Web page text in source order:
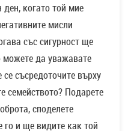
ден, когато той мие
мисли
със сигурност ще
можете да уважавате
съсредоточите върху
семейството? Подарете
споделете
го и ще видите как той